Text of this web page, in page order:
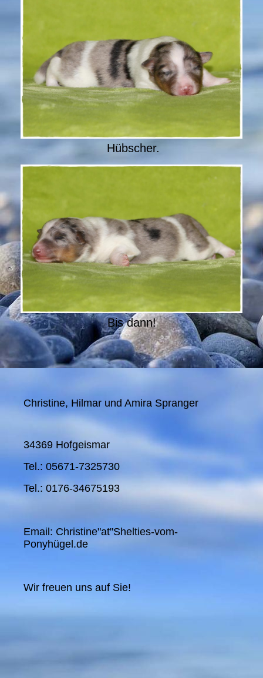
Hübscher.
Bis dann!
Christine, Hilmar und Amira Spranger
34369 Hofgeismar
Tel.: 05671-7325730
Tel.: 0176-34675193
Email: Christine"at"Shelties-vom-
Ponyhügel.de
Wir freuen uns auf Sie!